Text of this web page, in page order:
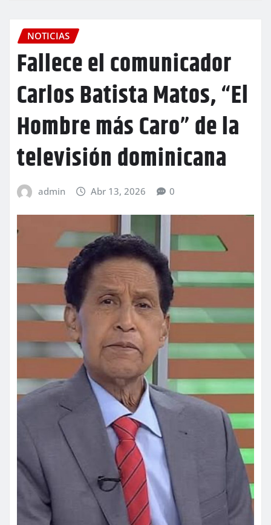
NOTICIAS
Fallece el comunicador
Carlos Batista Matos, “El
Hombre más Caro” de la
televisión dominicana
admin Abr 13, 2026 0